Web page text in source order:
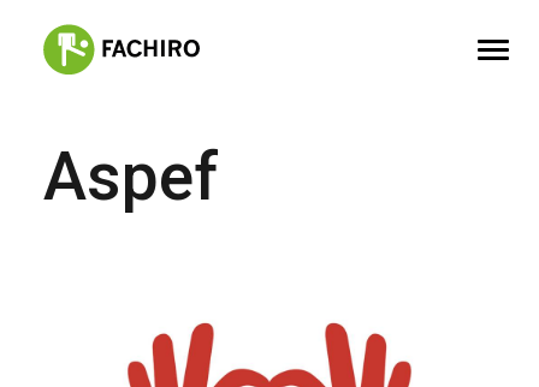
FACHIRO
Aspef